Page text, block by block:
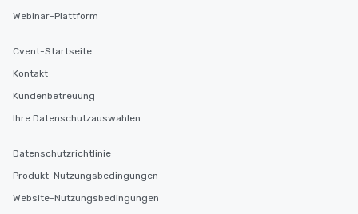
Webinar-Plattform
Cvent-Startseite
Kontakt
Kundenbetreuung
Ihre Datenschutzauswahlen
Datenschutzrichtlinie
Produkt-Nutzungsbedingungen
Website-Nutzungsbedingungen